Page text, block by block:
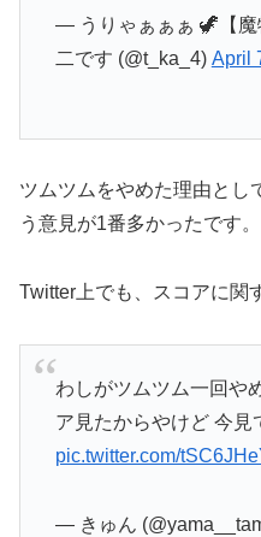
— うりゃぁぁぁ 🦖【
二です (@t_ka_4) April
ツムツムをやめた理由とし
う意見が1番多かったです。
Twitter上でも、スコアに関
わしがツムツム一回や
ア見たからやけど 今見
pic.twitter.com/
— きゅん